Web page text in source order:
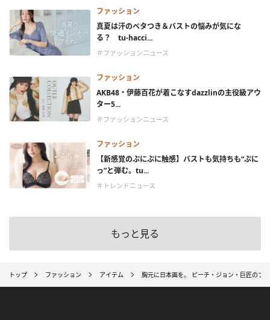
ファッション
真夏は汗のベタつき＆バストの悩みが気にな
る？ tu-hacci...
＃ファッションニュース
ファッション
AKB48・伊藤百花が着こなすdazzlinの主役級アウ
ター5...
＃ファッションニュース
ファッション
【新感覚のぷにぷに触感】バストも気持ちも“ぷに
っ”と弾む。tu...
＃トレンドニュース
もっと見る
トップ ファッション アイテム 胸元に日本画を。 ピーチ・ジョン・巨匠のブ